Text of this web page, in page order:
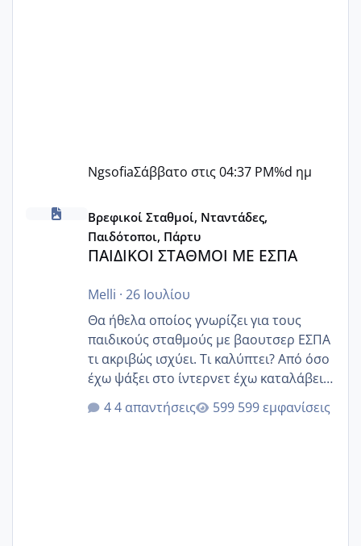
NgsofiaΣάββατο στις 04:37 PM%d ημ
ΠΑΙΔΙΚΟΙ ΣΤΑΘΜΟΙ ΜΕ ΕΣΠΑ
Βρεφικοί Σταθμοί, Νταντάδες,
Παιδότοποι, Πάρτυ
ΠΑΙΔΙΚΟΙ ΣΤΑΘΜΟΙ ΜΕ ΕΣΠΑ
Melli · 26 Ιουλίου
Θα ήθελα οποίος γνωρίζει για τους
παιδικούς σταθμούς με βαουτσερ ΕΣΠΑ
τι ακριβώς ισχύει. Τι καλύπτει? Από όσο
έχω ψάξει στο ίντερνετ έχω καταλάβει
ότι το βαουτσερ καλύπτει όλα τα
δίδακτρα και τα τροφεια του ιδιωτικού
4 απαντήσεις 599 εμφανίσεις